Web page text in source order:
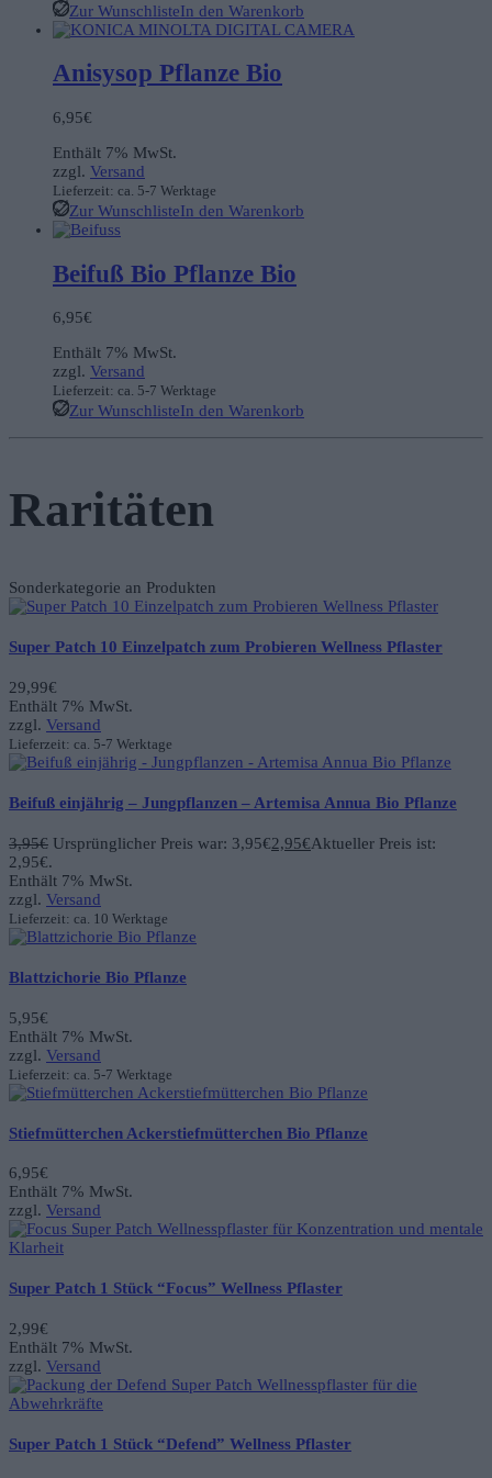
Zur WunschlisteIn den Warenkorb
Anisysop Pflanze Bio
6,95€
Enthält 7% MwSt.
zzgl. Versand
Lieferzeit: ca. 5-7 Werktage
Zur WunschlisteIn den Warenkorb
Beifuß Bio Pflanze Bio
6,95€
Enthält 7% MwSt.
zzgl. Versand
Lieferzeit: ca. 5-7 Werktage
Zur WunschlisteIn den Warenkorb
Raritäten
Sonderkategorie an Produkten
Super Patch 10 Einzelpatch zum Probieren Wellness Pflaster
29,99€
Enthält 7% MwSt.
zzgl. Versand
Lieferzeit: ca. 5-7 Werktage
Beifuß einjährig – Jungpflanzen – Artemisa Annua Bio Pflanze
3,95€ Ursprünglicher Preis war: 3,95€2,95€Aktueller Preis ist:
2,95€.
Enthält 7% MwSt.
zzgl. Versand
Lieferzeit: ca. 10 Werktage
Blattzichorie Bio Pflanze
5,95€
Enthält 7% MwSt.
zzgl. Versand
Lieferzeit: ca. 5-7 Werktage
Stiefmütterchen Ackerstiefmütterchen Bio Pflanze
6,95€
Enthält 7% MwSt.
zzgl. Versand
Super Patch 1 Stück “Focus” Wellness Pflaster
2,99€
Enthält 7% MwSt.
zzgl. Versand
Super Patch 1 Stück “Defend” Wellness Pflaster